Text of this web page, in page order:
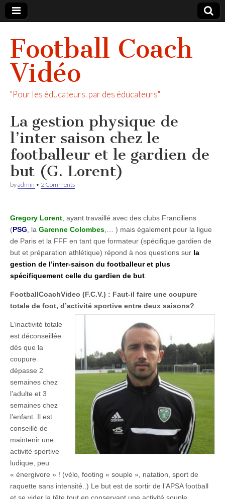
Football Coach
Vidéo
"Pour les éducateurs, par des éducateurs"
La gestion physique de
l’inter saison chez le
footballeur et le gardien de
but (G. Lorent)
byadmin • 2 Comments
Gregory Lorent , ayant travaillé avec des clubs Franciliens
(PSG , la Garenne Colombes ,… ) mais également pour la ligue
de Paris et la FFF en tant que formateur (spécifique gardien de
but et préparation athlétique) répond à nos questions sur la
gestion de l’inter-saison du footballeur et plus
spécifiquement celle du gardien de but
FootballCoachVideo (F.C.V.) : Faut-il faire une coupure
totale de foot, d’activité sportive entre deux saisons?
L’inactivité totale
est déconseillée
dès que la
coupure
dépasse 2
semaines chez
l’adulte et 3
semaines chez
l’enfant. Il est
conseillé de
maintenir une
activité sportive
ludique, peu
« énergivore » ! (vélo, footing « souple », natation, sport de
raquette sans intensité..) Le but est de sortir de l’APSA football